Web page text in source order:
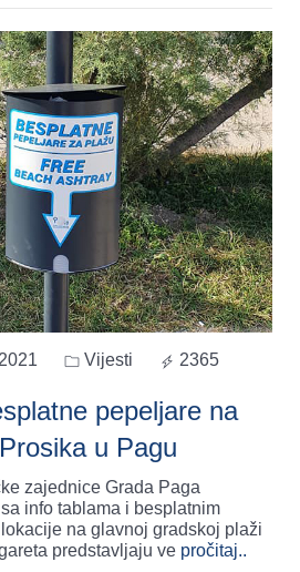
Vijesti 2365
pepeljare na
u Pagu
zajednice Grada Paga
info tablama i besplatnim
na glavnoj gradskoj plaži
predstavljaju ve pročitaj..